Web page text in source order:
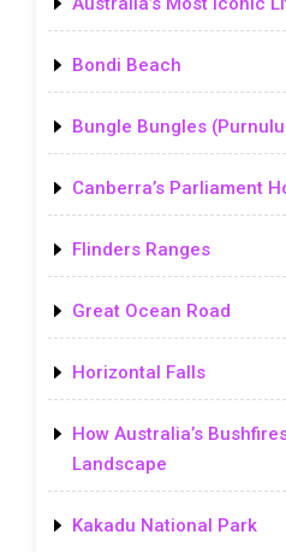
Bondi Beach
Bungle Bungles
Canberra’s Parliament
Flinders Ranges
Great Ocean Road
Horizontal Falls
How Australia’s
Landscape
Kakadu National Park